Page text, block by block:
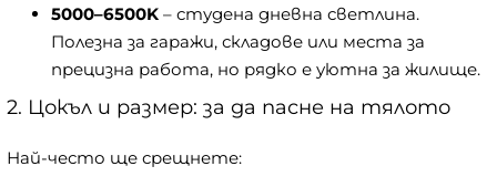
5000–6500K – студена дневна светлина.
Полезна за гаражи, складове или места за
прецизна работа, но рядко е уютна за жилище.
2. Цокъл и размер: за да пасне на тялото
Най-често ще срещнете: